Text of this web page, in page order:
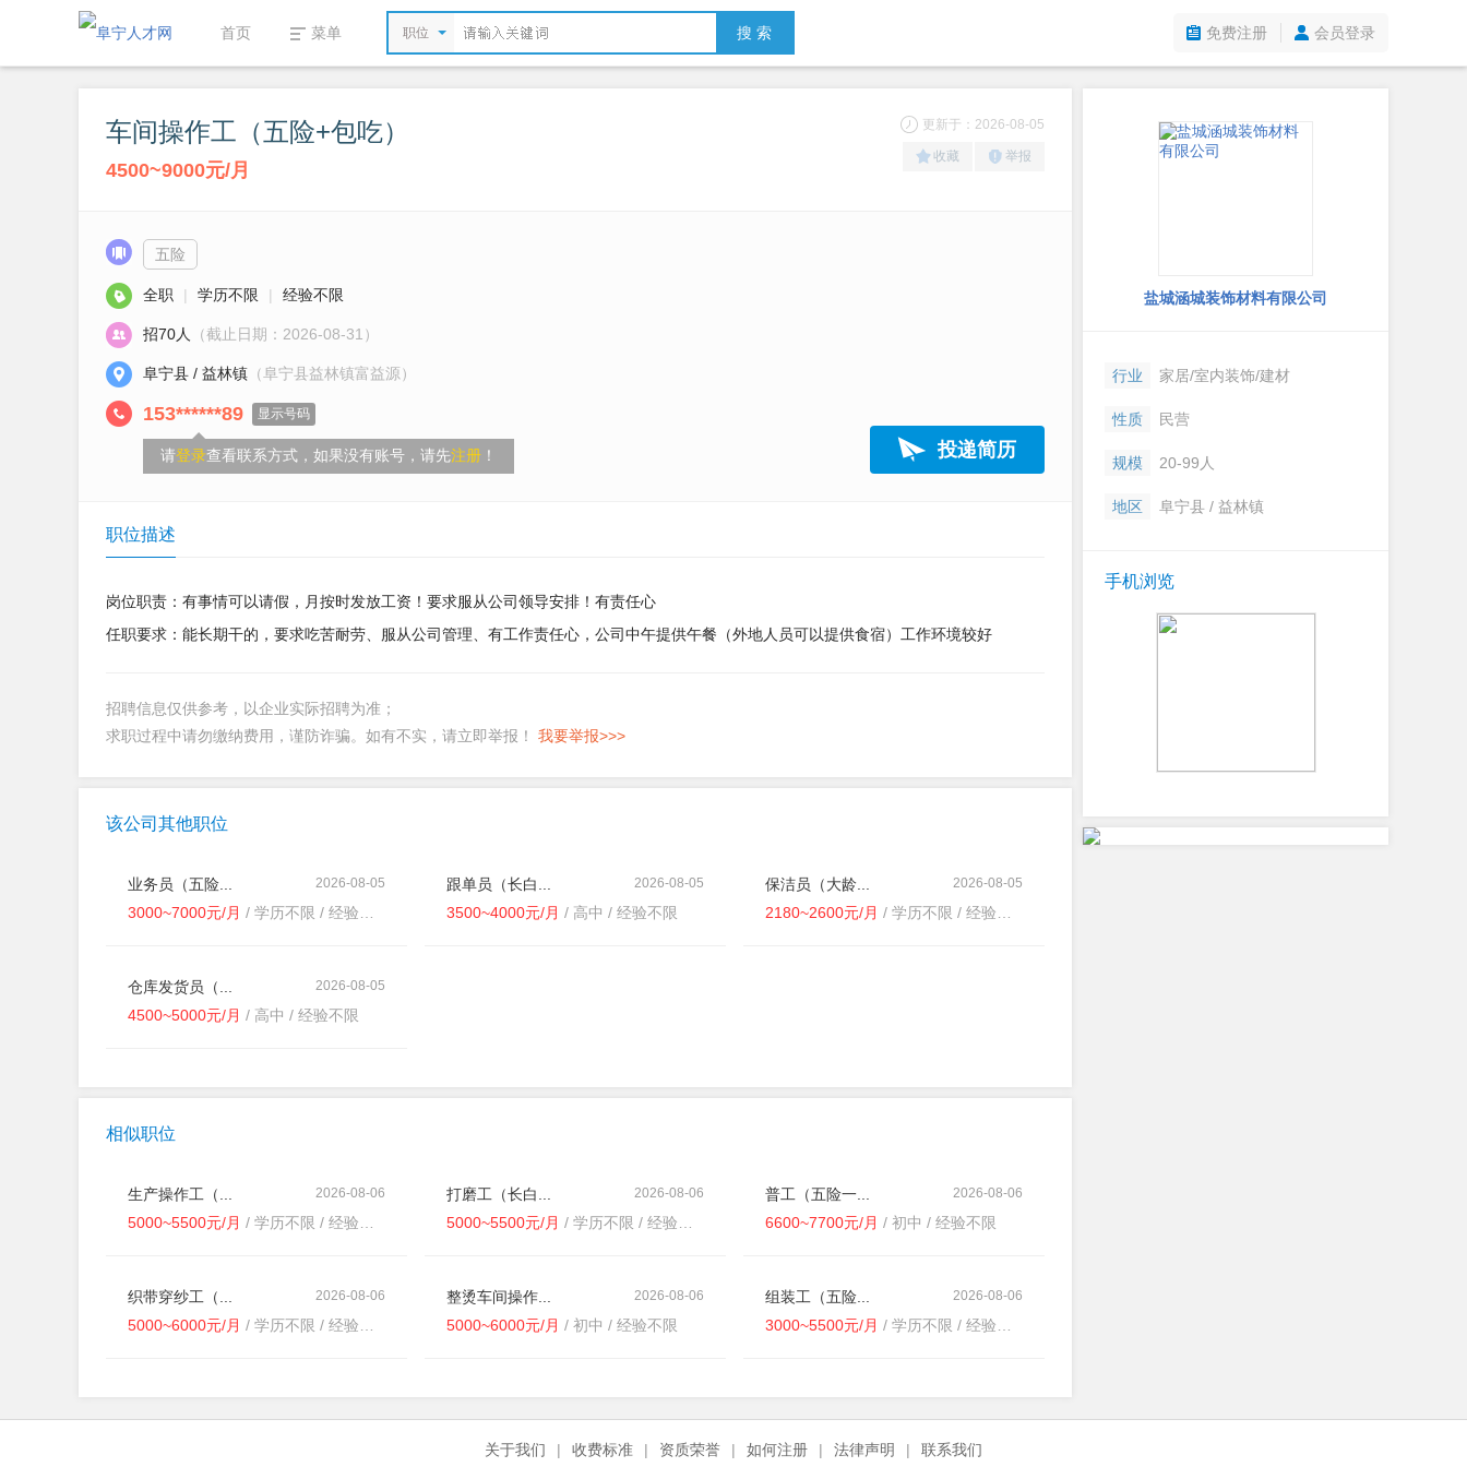
首页 菜单 职位 搜 索 免费注册 会员登录
车间操作工（五险+包吃）
4500~9000元/月
更新于：2026-08-05
收藏 举报
五险
全职 | 学历不限 | 经验不限
招70人 （截止日期：2026-08-31）
阜宁县 / 益林镇 （阜宁县益林镇富益源）
153******89 显示号码
请登录查看联系方式，如果没有账号，请先注册 ！ 投递简历
职位描述
岗位职责：有事情可以请假，月按时发放工资！要求服从公司领导安排！有责任心
任职要求：能长期干的，要求吃苦耐劳、服从公司管理、有工作责任心，公司中午提供午餐（外地人员可以提供食宿）工作环境较好
招聘信息仅供参考，以企业实际招聘为准；
求职过程中请勿缴纳费用，谨防诈骗。如有不实，请立即举报！ 我要举报>>>
该公司其他职位
2026-08-05
业务员（五险...
3000~7000元/月 / 学历不限 / 经验不限
2026-08-05
跟单员（长白...
3500~4000元/月 / 高中 / 经验不限
2026-08-05
保洁员（大龄...
2180~2600元/月 / 学历不限 / 经验不限
2026-08-05
仓库发货员（...
4500~5000元/月 / 高中 / 经验不限
相似职位
2026-08-06
生产操作工（...
5000~5500元/月 / 学历不限 / 经验不限
2026-08-06
打磨工（长白...
5000~5500元/月 / 学历不限 / 经验不限
2026-08-06
普工（五险一...
6600~7700元/月 / 初中 / 经验不限
2026-08-06
织带穿纱工（...
5000~6000元/月 / 学历不限 / 经验不限
2026-08-06
整烫车间操作...
5000~6000元/月 / 初中 / 经验不限
2026-08-06
组装工（五险...
3000~5500元/月 / 学历不限 / 经验不限
盐城涵城装饰材料有限公司
行业 家居/室内装饰/建材
性质 民营
规模 20-99人
地区 阜宁县 / 益林镇
手机浏览
关于我们 | 收费标准 | 资质荣誉 | 如何注册 | 法律声明 | 联系我们